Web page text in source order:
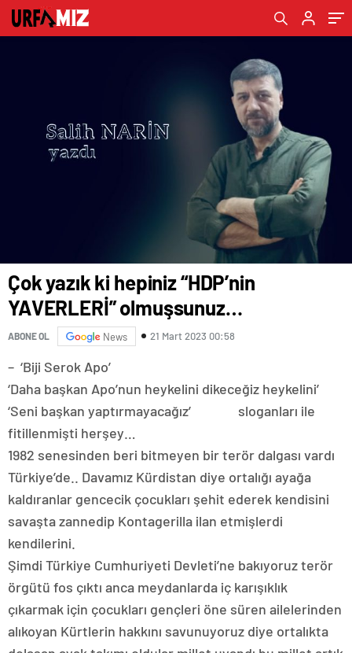
Çok yazık ki hepiniz “HDP’nin
YAVERLERİ” olmuşsunuz…
ABONE OL News 21 Mart 2023 00:58
– ‘Biji Serok Apo’
‘Daha başkan Apo’nun heykelini dikeceğiz heykelini’
‘Seni başkan yaptırmayacağız’ sloganları ile
fitillenmişti herşey…
1982 senesinden beri bitmeyen bir terör dalgası vardı
Türkiye’de.. Davamız Kürdistan diye ortalığı ayağa
kaldıranlar gencecik çocukları şehit ederek kendisini
savaşta zannedip Kontagerilla ilan etmişlerdi
kendilerini.
Şimdi Türkiye Cumhuriyeti Devleti’ne bakıyoruz terör
örgütü fos çıktı anca meydanlarda iç karışıklık
çıkarmak için çocukları gençleri öne süren ailelerinden
alıkoyan Kürtlerin hakkını savunuyoruz diye ortalıkta